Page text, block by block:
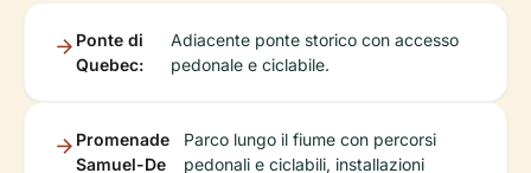
Ponte di
Quebec:
Adiacente ponte storico con accesso
pedonale e ciclabile.
Promenade
Samuel-De
Parco lungo il fiume con percorsi
pedonali e ciclabili, installazioni